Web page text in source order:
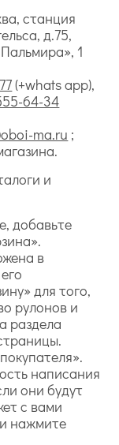
станция
д.75,
1
(+whats app),
64-34
ma.ru ;
и
добавьте
в
для того,
рулонов и
раздела
написания
они будут
с вами
нажмите